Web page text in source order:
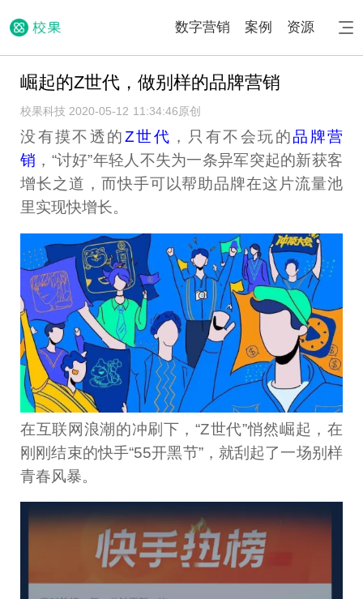
数字营销 案例 资源
崛起的Z世代，做别样的品牌营销
校果科技 2020-05-12 11:34:46原创
没有摸不透的Z世代 ，只有不会玩的品牌营
销 ，“讨好”年轻人不失为一条异军突起的新获客
增长之道，而快手可以帮助品牌在这片流量池
里实现快增长。
在互联网浪潮的冲刷下，“Z世代”悄然崛起，在
刚刚结束的快手“55开黑节”，就刮起了一场别样
青春风暴。